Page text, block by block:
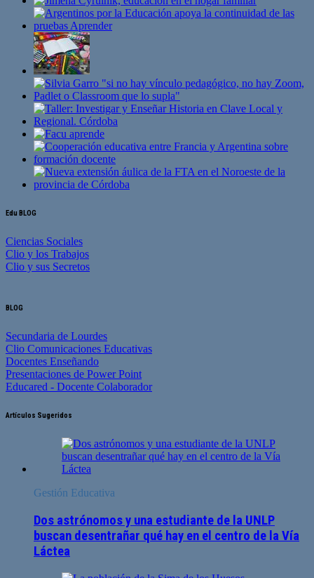
Edu BLOG
Ciencias Sociales
Clio y los Trabajos
Clio y sus Secretos
BLOG
Secundaria de Lourdes
Clio Comunicaciones Educativas
Docentes Enseñando
Presentaciones de Power Point
Educared - Docente Colaborador
Artículos Sugeridos
Gestión Educativa
Dos astrónomos y una estudiante de la UNLP
buscan desentrañar qué hay en el centro de la Vía
Láctea